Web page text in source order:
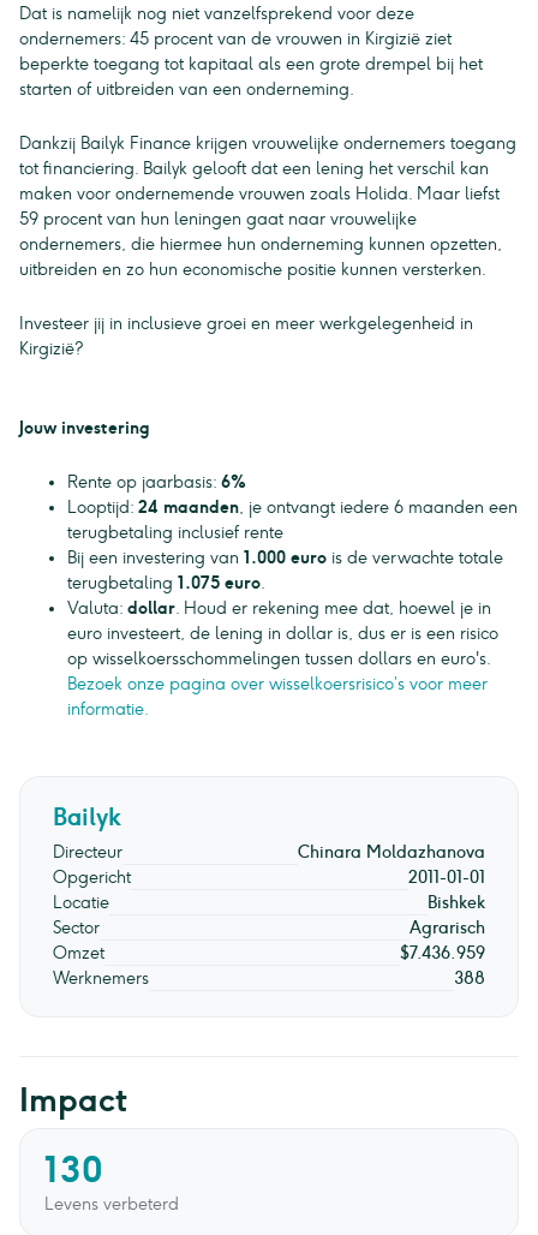
Dat is namelijk nog niet vanzelfsprekend voor deze
ondernemers: 45 procent van de vrouwen in Kirgizië ziet
beperkte toegang tot kapitaal als een grote drempel bij het
starten of uitbreiden van een onderneming.
Dankzij Bailyk Finance krijgen vrouwelijke ondernemers toegang
tot financiering. Bailyk gelooft dat een lening het verschil kan
maken voor ondernemende vrouwen zoals Holida. Maar liefst
59 procent van hun leningen gaat naar vrouwelijke
ondernemers, die hiermee hun onderneming kunnen opzetten,
uitbreiden en zo hun economische positie kunnen versterken.
Investeer jij in inclusieve groei en meer werkgelegenheid in
Kirgizië?
Jouw investering
Rente op jaarbasis: 6%
Looptijd: 24 maanden, je ontvangt iedere 6 maanden een
terugbetaling inclusief rente
Bij een investering van 1.000 euro is de verwachte totale
terugbetaling 1.075 euro.
Valuta: dollar. Houd er rekening mee dat, hoewel je in
euro investeert, de lening in dollar is, dus er is een risico
op wisselkoersschommelingen tussen dollars en euro's.
Bezoek onze pagina over wisselkoersrisico’s voor meer
informatie.
Bailyk
Directeur
Chinara Moldazhanova
Opgericht
2011-01-01
Locatie
Bishkek
Sector
Agrarisch
Omzet
$7.436.959
Werknemers
388
Impact
130
Levens verbeterd